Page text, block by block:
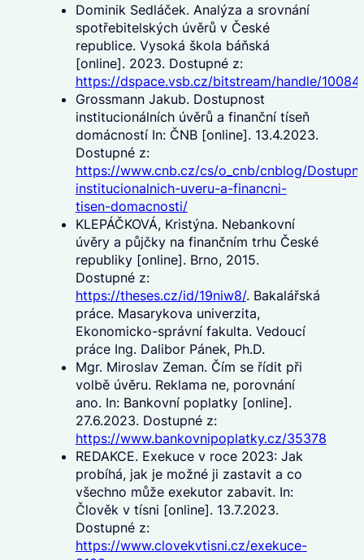
Dominik Sedláček. Analýza a srovnání
spotřebitelských úvěrů v České
republice. Vysoká škola báňská
[online]. 2023. Dostupné z:
https://dspace.vsb.cz/bitstream/handle/
Grossmann Jakub. Dostupnost
institucionálních úvěrů a finanční tíseň
domácností In: ČNB [online]. 13.4.2023.
Dostupné z:
https://www.cnb.cz/cs/o_cnb/cnblog/
institucionalnich-uveru-a-financni-
tisen-domacnosti/
KLEPÁČKOVÁ, Kristýna. Nebankovní
úvěry a půjčky na finančním trhu České
republiky [online]. Brno, 2015.
Dostupné z:
https://theses.cz/id/19niw8/. Bakalářská
práce. Masarykova univerzita,
Ekonomicko-správní fakulta. Vedoucí
práce Ing. Dalibor Pánek, Ph.D.
Mgr. Miroslav Zeman. Čím se řídit při
volbě úvěru. Reklama ne, porovnání
ano. In: Bankovní poplatky [online].
27.6.2023. Dostupné z:
https://www.bankovnipoplatky.cz/35378
REDAKCE. Exekuce v roce 2023: Jak
probíhá, jak je možné ji zastavit a co
všechno může exekutor zabavit. In:
Člověk v tísni [online]. 13.7.2023.
Dostupné z:
https://www.clovekvtisni.cz/exekuce-